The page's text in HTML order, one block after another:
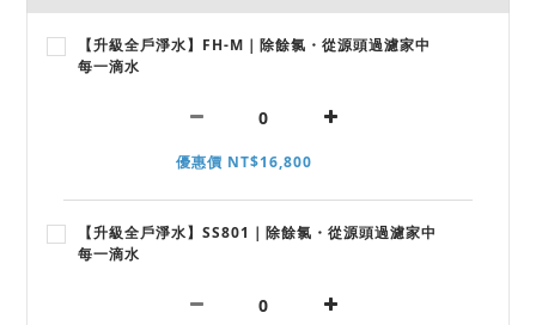
【升級全戶淨水】FH-M｜除餘氯・從源頭過濾家中
每一滴水
優惠價 NT$16,800
【升級全戶淨水】SS801｜除餘氯・從源頭過濾家中
每一滴水